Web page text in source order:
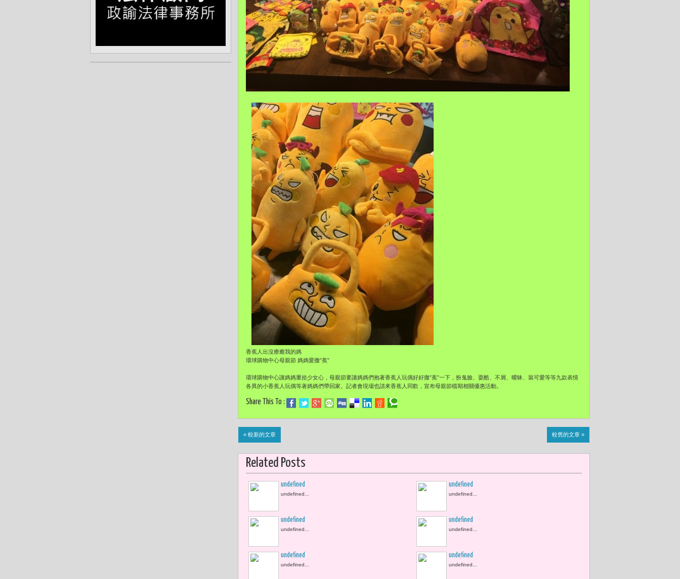
香蕉人出沒療癒我的媽
環球購物中心母親節 媽媽愛撒”蕉”
環球購物中心讓媽媽重拾少女心，母親節要讓媽媽們抱著香蕉人玩偶好好撒”蕉”一下，扮鬼臉、耍酷、不屑 、曖昧、裝可愛等等九款表情
各異的小香蕉人玩偶等著媽媽們帶回家
記者會現場也請來香蕉人同歡，宣布母親節檔期相關優惠活動。
Share This To :
« 較新的文章 較舊的文章 »
Related Posts
undefined
undefined...
undefined
undefined...
undefined
undefined...
undefined
undefined...
undefined
undefined...
undefined
undefined...